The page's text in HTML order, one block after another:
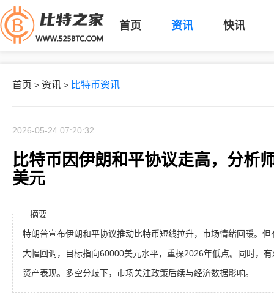
首页 资讯 快讯
首页 > 资讯 > 比特币资讯
2026-05-24 07:20:32
比特币因伊朗和平协议走高，分析
美元
摘要
特朗普宣布伊朗和平协议推动比特币短线拉升，市场情绪回暖。
大幅回调，目标指向60000美元水平，重探2026年低点。同时，
资产表现。多空分歧下，市场关注政策后续与经济数据影响。